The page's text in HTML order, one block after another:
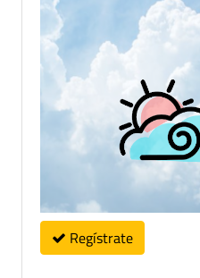
Regístrate